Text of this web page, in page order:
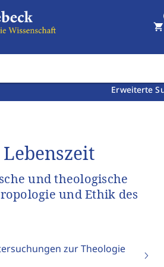
Erweiterte
shopping_cart
und theologische
und Ethik des
zur Theologie